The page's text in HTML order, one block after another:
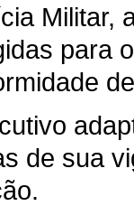
Militar,
para
de sua